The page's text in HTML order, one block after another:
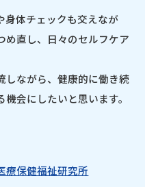
身体チェックも交えなが
め直し、日々のセルフケア
しながら、健康的に働き続
会にしたいと思います。
保健福祉研究所